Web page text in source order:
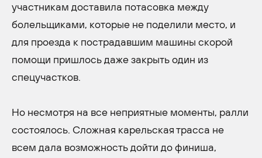
участникам доставила потасовка между
болельщиками, которые не поделили место, и
для проезда к пострадавшим машины скорой
помощи пришлось даже закрыть один из
спецучастков.
Но несмотря на все неприятные моменты, ралли
состоялось. Сложная карельская трасса не
всем дала возможность дойти до финиша,